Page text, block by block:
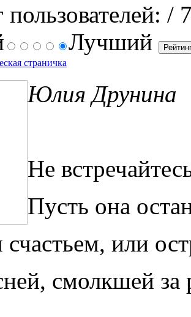
пользователей: /
Лучший
страничка
Юлия Друнина
Не
Пусть она
или
смолкшей за